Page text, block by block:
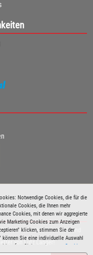
Notwendige Cookies, die für die
Cookies, die Ihnen mehr
Cookies, mit denen wir aggregierte
Marketing Cookies zum Anzeigen
klicken, stimmen Sie der
können Sie eine individuelle Auswahl
Siehe auch unsere Cookie
informiert und
von Lutz Langer!